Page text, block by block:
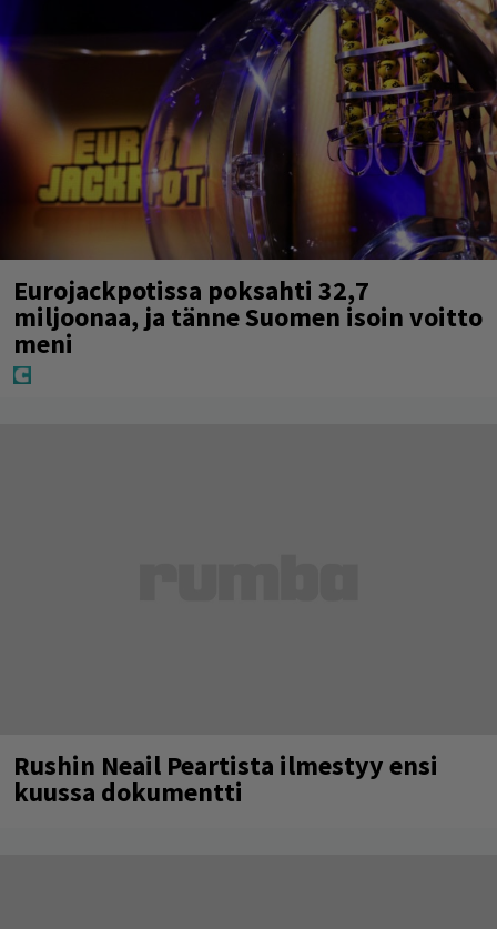
Eurojackpotissa poksahti 32,7
miljoonaa, ja tänne Suomen isoin voitto
meni
Rushin Neail Peartista ilmestyy ensi
kuussa dokumentti